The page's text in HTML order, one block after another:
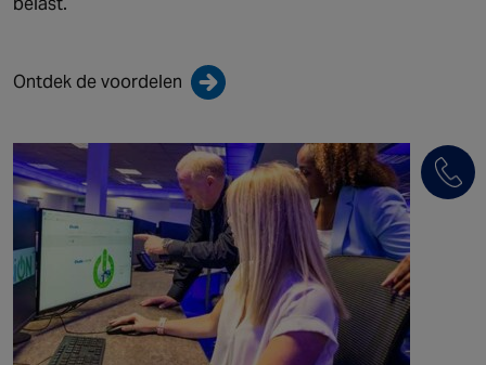
Ontdek de voordelen